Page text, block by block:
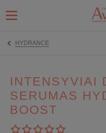
HYDRANCE
INTENSYVIAI
SERUMAS
BOOST